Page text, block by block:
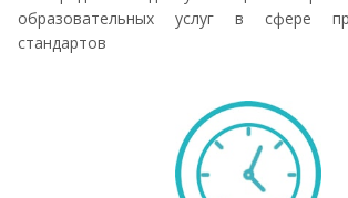
образовательных услуг в сфере
стандартов